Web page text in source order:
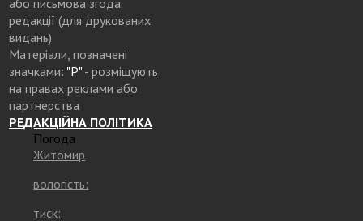
редакції (для друкованих
видань)
Матеріали, позначені
значками: "Р"- розміщують
на правах реклами або
партнерства
РЕДАКЦІЙНА ПОЛІТИКА
Погода
Житомир
вологість:
тиск: